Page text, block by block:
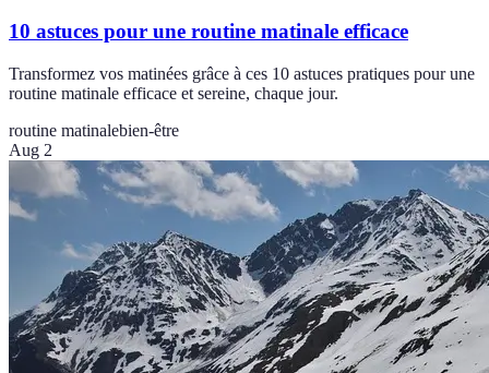
10 astuces pour une routine matinale efficace
Transformez vos matinées grâce à ces 10 astuces pratiques pour une
routine matinale efficace et sereine, chaque jour.
routine matinalebien-être
Aug 2